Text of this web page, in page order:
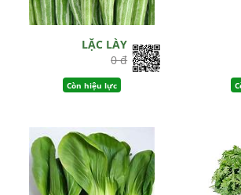
LẶC LÀY
0 đ
Còn hiệu lực